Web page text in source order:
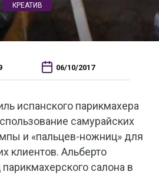
КРЕАТИВ
06/10/2017
испанского парикмахера
самурайских
и «пальцев-ножниц» для
клиентов. Альберто
салона в